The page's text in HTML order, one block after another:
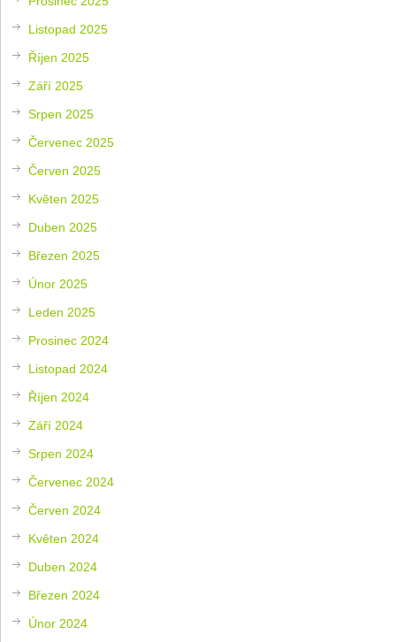
Listopad 2025
Říjen 2025
Září 2025
Srpen 2025
Červenec 2025
Červen 2025
Květen 2025
Duben 2025
Březen 2025
Únor 2025
Leden 2025
Prosinec 2024
Listopad 2024
Říjen 2024
Září 2024
Srpen 2024
Červenec 2024
Červen 2024
Květen 2024
Duben 2024
Březen 2024
Únor 2024